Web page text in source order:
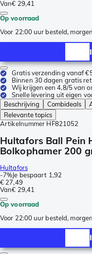
Van€ 29,41
Op voorraad
Voor 22:00 uur besteld,
Gratis verzending vanaf
Binnen 30 dagen gratis
Wij krijgen een 4,8/5 van
Snelle levering uit eigen
Beschrijving
Combideals
Relevante topics
Artikelnummer HF821052
Hultafors Ball Pein
Bolkophamer 200
Hultafors
-7%Je bespaart 1,92
€ 27,49
Van€ 29,41
Op voorraad
Voor 22:00 uur besteld,